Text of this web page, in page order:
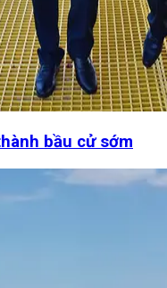
bầu cử sớm